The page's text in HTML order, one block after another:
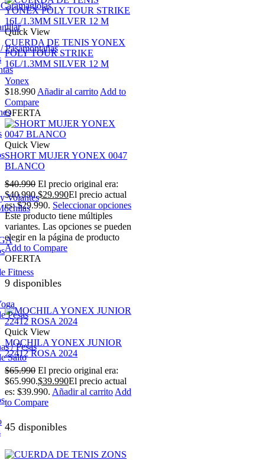
Pasamontañas
Volantes
Fitness
Pesas
/ Pesas
Salto
Quick View
CUERDA DE TENIS YONEX
POLY TOUR STRIKE
16L/1.3MM SILVER 12 M
Yonex
$18.990 Añadir al carrito Add to
Compare
OFERTA
Quick View
SHORT MUJER YONEX 0047
BLANCO
$40.990 El precio original era:
$40.990.$29.990El precio actual
es: $29.990. Seleccionar opciones
Este producto tiene múltiples
variantes. Las opciones se pueden
elegir en la página de producto
Add to Compare
OFERTA
9 disponibles
Quick View
MOCHILA YONEX JUNIOR
22412 ROSA 2024
$65.990 El precio original era:
$65.990.$39.990El precio actual
es: $39.990. Añadir al carrito Add
to Compare
45 disponibles